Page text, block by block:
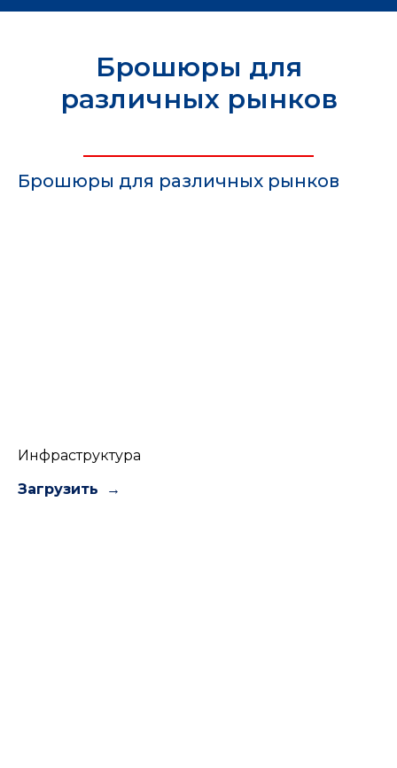
Брошюры для
различных рынков
Брошюры для различных рынков
Инфраструктура
Загрузить